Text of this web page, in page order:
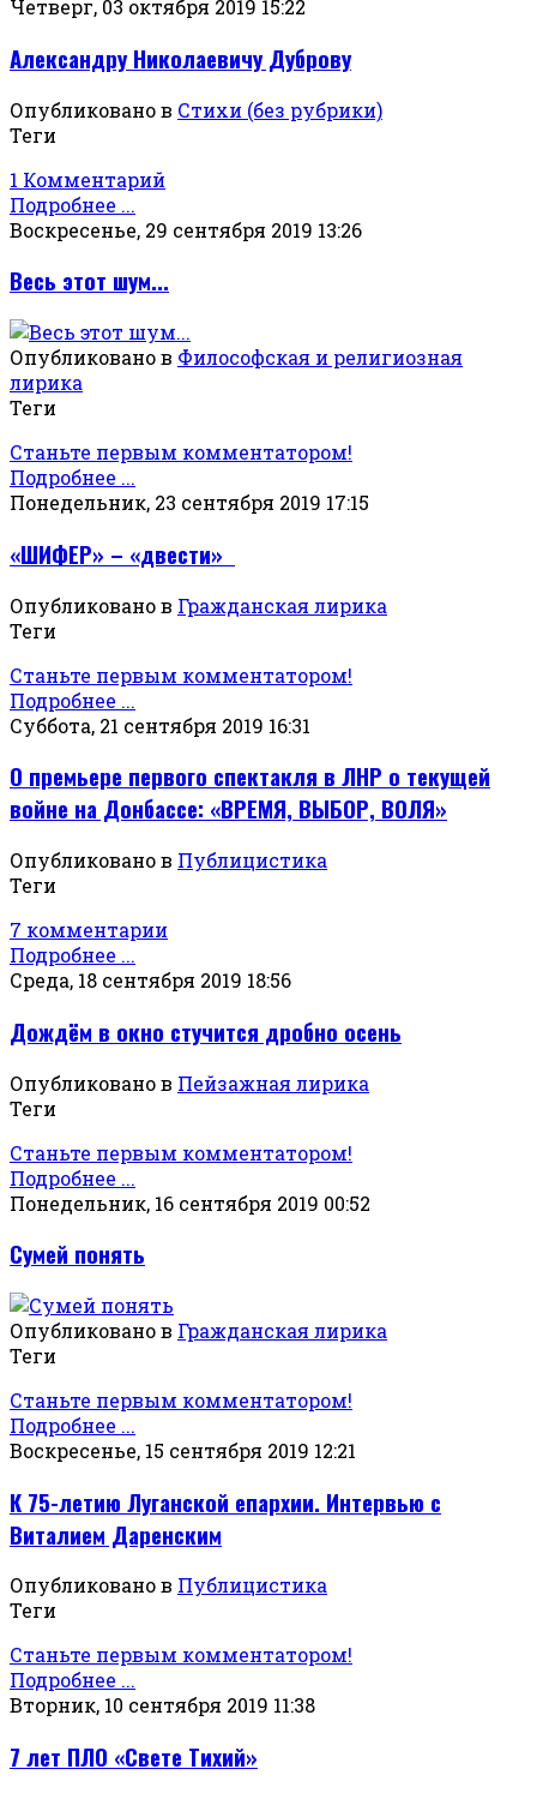
Четверг, 03 октября 2019 15:22
Александру Николаевичу Дуброву
Опубликовано в Стихи (без рубрики)
Теги
1 Комментарий
Подробнее ...
Воскресенье, 29 сентября 2019 13:26
Весь этот шум...
Опубликовано в Философская и религиозная
лирика
Теги
Станьте первым комментатором!
Подробнее ...
Понедельник, 23 сентября 2019 17:15
«ШИФЕР» – «двести»
Опубликовано в Гражданская лирика
Теги
Станьте первым комментатором!
Подробнее ...
Суббота, 21 сентября 2019 16:31
О премьере первого спектакля в ЛНР о текущей
войне на Донбассе: «ВРЕМЯ, ВЫБОР, ВОЛЯ»
Опубликовано в Публицистика
Теги
7 комментарии
Подробнее ...
Среда, 18 сентября 2019 18:56
Дождём в окно стучится дробно осень
Опубликовано в Пейзажная лирика
Теги
Станьте первым комментатором!
Подробнее ...
Понедельник, 16 сентября 2019 00:52
Сумей понять
Опубликовано в Гражданская лирика
Теги
Станьте первым комментатором!
Подробнее ...
Воскресенье, 15 сентября 2019 12:21
К 75-летию Луганской епархии. Интервью с
Виталием Даренским
Опубликовано в Публицистика
Теги
Станьте первым комментатором!
Подробнее ...
Вторник, 10 сентября 2019 11:38
7 лет ПЛО «Свете Тихий»